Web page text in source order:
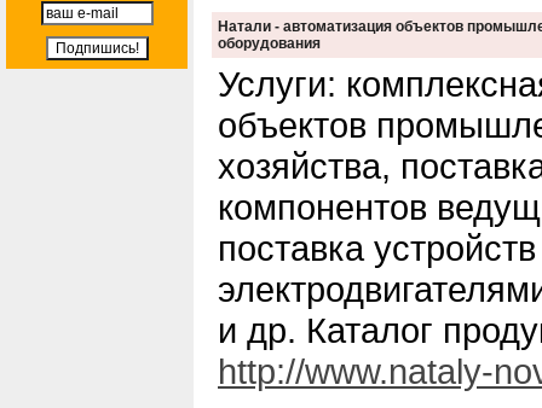
Натали - автоматизация объектов
оборудования
Услуги:
объектов
хозяйства,
компонентов
поставка
и др. Каталог
http://www.nataly-